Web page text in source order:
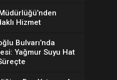
Hizmet
Bulvarı’nda
Yağmur Suyu Hat